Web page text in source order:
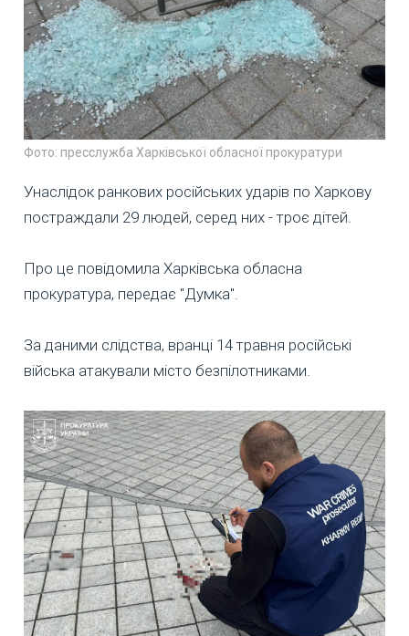
Фото: пресслужба Харківської обласної прокуратури
Унаслідок ранкових російських ударів по Харкову
постраждали 29 людей, серед них - троє дітей.
Про це повідомила Харківська обласна
прокуратура, передає "Думка".
За даними слідства, вранці 14 травня російські
війська атакували місто безпілотниками.